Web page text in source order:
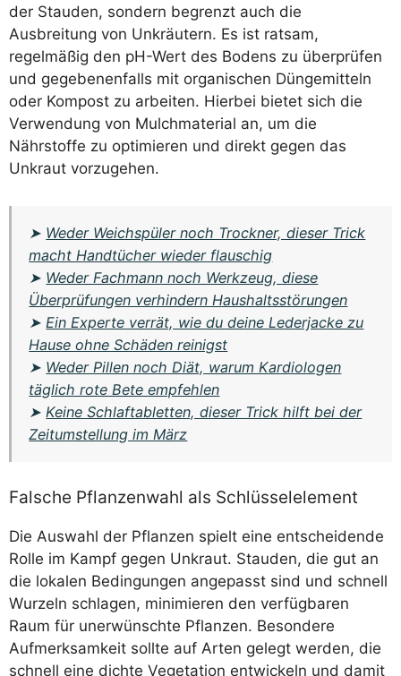
der Stauden, sondern begrenzt auch die
Ausbreitung von Unkräutern. Es ist ratsam,
regelmäßig den pH-Wert des Bodens zu überprüfen
und gegebenenfalls mit organischen Düngemitteln
oder Kompost zu arbeiten. Hierbei bietet sich die
Verwendung von Mulchmaterial an, um die
Nährstoffe zu optimieren und direkt gegen das
Unkraut vorzugehen.
➤ Weder Weichspüler noch Trockner, dieser Trick
macht Handtücher wieder flauschig
➤ Weder Fachmann noch Werkzeug, diese
Überprüfungen verhindern Haushaltsstörungen
➤Ein Experte verrät, wie du deine Lederjacke zu
Hause ohne Schäden reinigst
➤ Weder Pillen noch Diät, warum Kardiologen
täglich rote Bete empfehlen
➤Keine Schlaftabletten, dieser Trick hilft bei der
Zeitumstellung im März
Falsche Pflanzenwahl als Schlüsselelement
Die Auswahl der Pflanzen spielt eine entscheidende
Rolle im Kampf gegen Unkraut. Stauden, die gut an
die lokalen Bedingungen angepasst sind und schnell
Wurzeln schlagen, minimieren den verfügbaren
Raum für unerwünschte Pflanzen. Besondere
Aufmerksamkeit sollte auf Arten gelegt werden, die
schnell eine dichte Vegetation entwickeln und damit